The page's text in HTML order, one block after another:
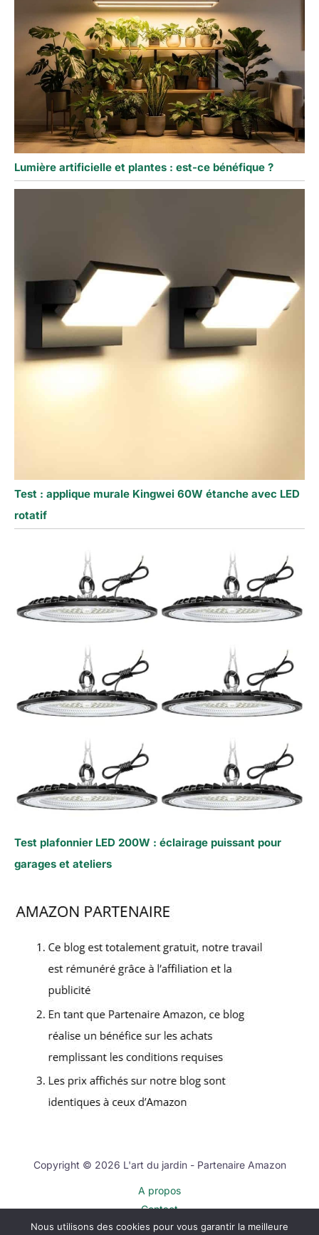
Lumière artificielle et plantes : est-ce bénéfique ?
Test : applique murale Kingwei 60W étanche avec LED
rotatif
Test plafonnier LED 200W : éclairage puissant pour
garages et ateliers
Copyright © 2026 L'art du jardin - Partenaire Amazon
A propos
Contact
Plan du site
Nous utilisons des cookies pour vous garantir la meilleure